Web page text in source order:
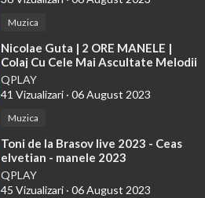
Muzica
⁣Nicolae Guta | 2 ORE MANELE |
Colaj Cu Cele Mai Ascultate Melodii
| Manele 2023
QPLAY
41 Vizualizari · 06 August 2023
Muzica
⁣Toni de la Brasov live 2023 - Ceas
elvetian - manele 2023
QPLAY
45 Vizualizari · 06 August 2023